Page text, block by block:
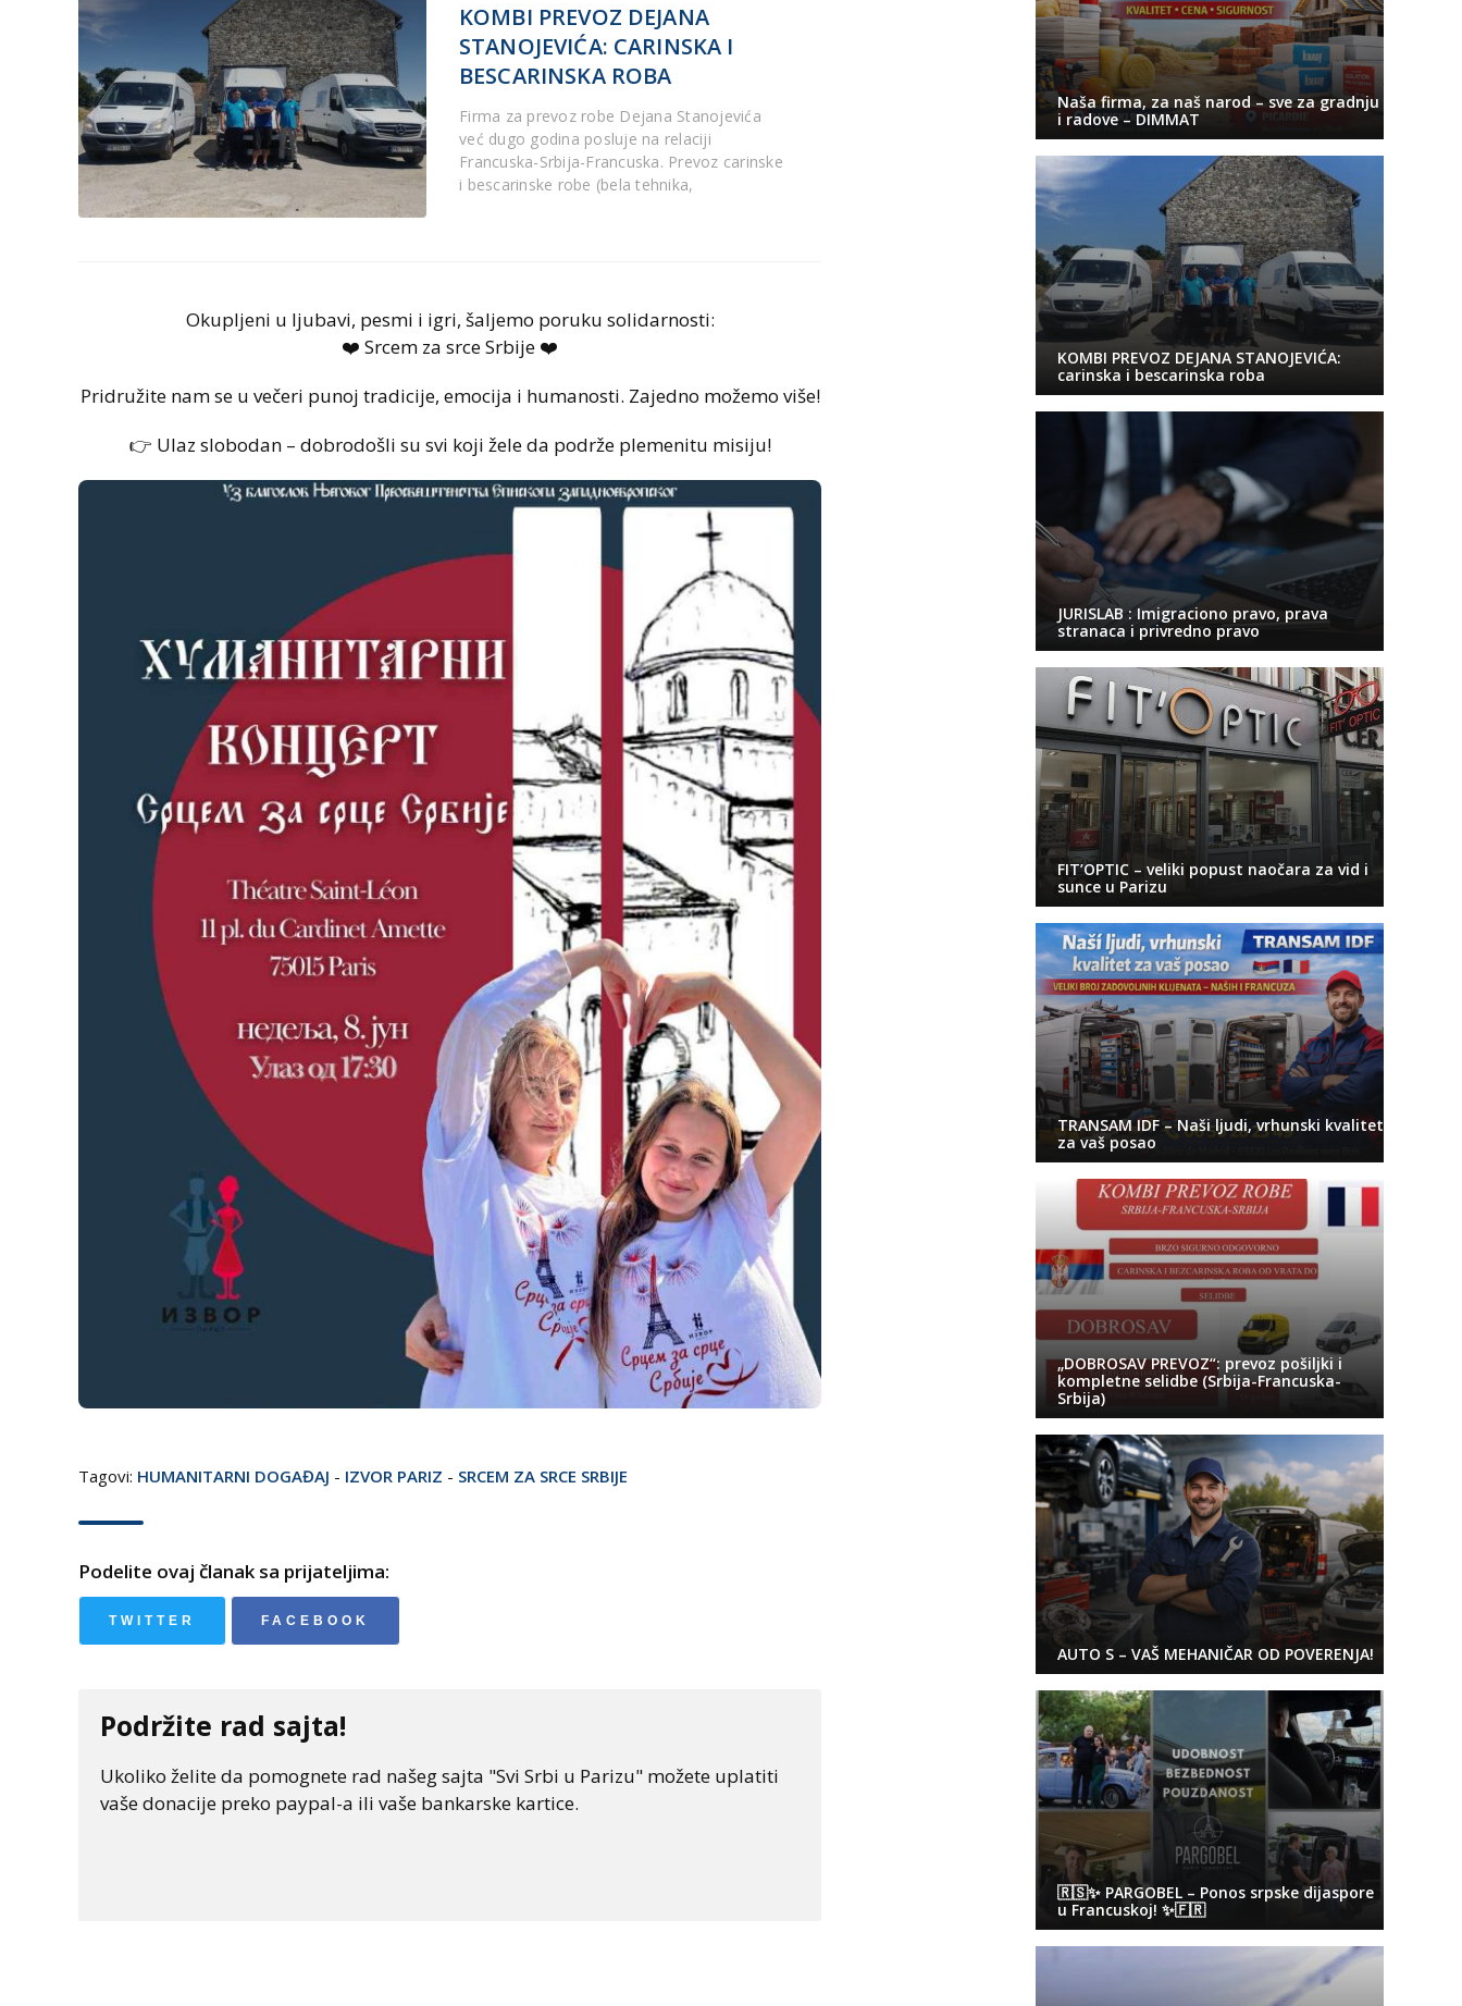
KOMBI PREVOZ DEJANA
STANOJEVIĆA: CARINSKA I
BESCARINSKA ROBA
Firma za prevoz robe Dejana Stanojevića
već dugo godina posluje na relaciji
Francuska-Srbija-Francuska. Prevoz carinske
i bescarinske robe (bela tehnika,
Okupljeni u ljubavi, pesmi i igri, šaljemo poruku solidarnosti:
❤️ Srcem za srce Srbije ❤️
Pridružite nam se u večeri punoj tradicije, emocija i humanosti. Zajedno možemo više!
👉 Ulaz slobodan – dobrodošli su svi koji žele da podrže plemenitu misiju!
Tagovi: HUMANITARNI DOGAĐAJ - IZVOR PARIZ - SRCEM ZA SRCE SRBIJE
Podelite ovaj članak sa prijateljima:
TWITTER FACEBOOK
Podržite rad sajta!
Ukoliko želite da pomognete rad našeg sajta "Svi Srbi u Parizu" možete uplatiti
vaše donacije preko paypal-a ili vaše bankarske kartice.
Naša firma, za naš narod – sve za gradnju
i radove – DIMMAT
KOMBI PREVOZ DEJANA STANOJEVIĆA:
carinska i bescarinska roba
JURISLAB : Imigraciono pravo, prava
stranaca i privredno pravo
FIT’OPTIC – veliki popust naočara za vid i
sunce u Parizu
TRANSAM IDF – Naši ljudi, vrhunski kvalitet
za vaš posao
„DOBROSAV PREVOZ“: prevoz pošiljki i
kompletne selidbe (Srbija-Francuska-
Srbija)
AUTO S – VAŠ MEHANIČAR OD POVERENJA!
🇷🇸✨ PARGOBEL – Ponos srpske dijaspore
u Francuskoj! ✨🇫🇷